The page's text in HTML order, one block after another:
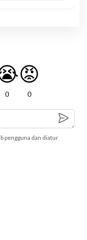
0
😡
0
pengguna dan diatur